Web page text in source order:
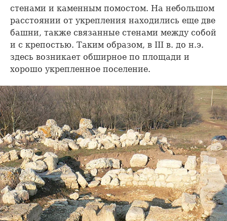
стенами и каменным помостом. На небольшом
расстоянии от укрепления находились еще две
башни, также связанные стенами между собой
и с крепостью. Таким образом, в III в. до н.э.
здесь возникает обширное по площади и
хорошо укрепленное поселение.